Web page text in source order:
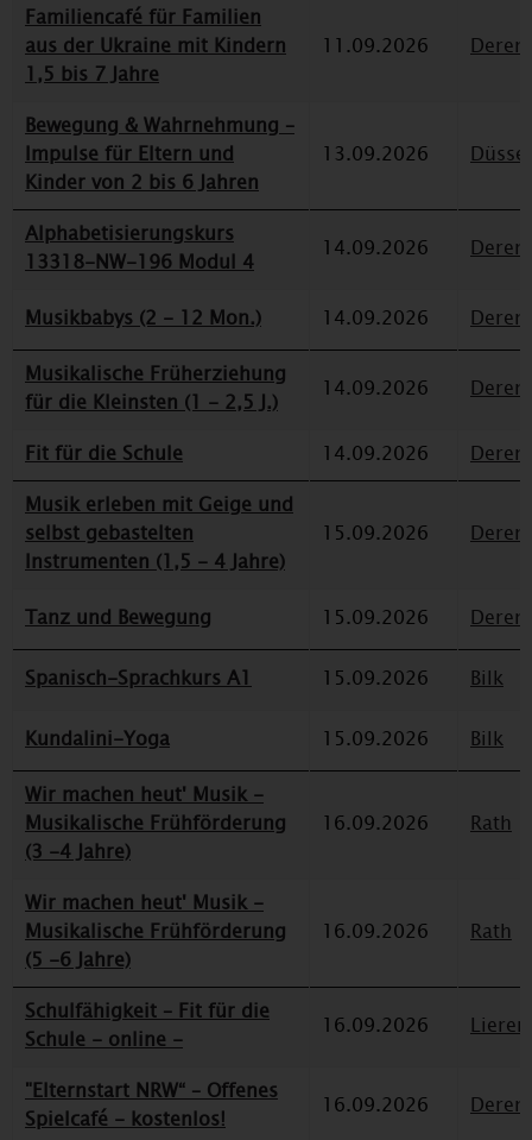
Familiencafé für Familien
aus der Ukraine mit Kindern
1,5 bis 7 Jahre
11.09.2026
Bewegung & Wahrnehmung –
Impulse für Eltern und
Kinder von 2 bis 6 Jahren
13.09.2026
Alphabetisierungskurs
13318-NW-196 Modul 4
14.09.2026
Musikbabys (2 - 12 Mon.) 14.09.2026
Musikalische Früherziehung
für die Kleinsten (1 - 2,5 J.)
14.09.2026
Fit für die Schule 14.09.2026
Musik erleben mit Geige und
selbst gebastelten
Instrumenten (1,5 - 4 Jahre)
15.09.2026
Tanz und Bewegung 15.09.2026
Spanisch-Sprachkurs A1 15.09.2026 Bilk
Kundalini-Yoga 15.09.2026
Bilk
Wir machen heut' Musik -
Musikalische Frühförderung
(3 -4 Jahre)
16.09.2026 Rath
Wir machen heut' Musik -
Musikalische Frühförderung
(5 -6 Jahre)
16.09.2026 Rath
Schulfähigkeit – Fit für die
Schule - online -
16.09.2026
"Elternstart NRW“ – Offenes
Spielcafé - kostenlos!
16.09.2026